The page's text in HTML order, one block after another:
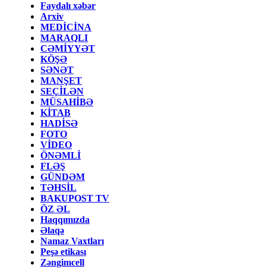
Faydalı xəbər
Arxiv
MEDİCİNA
MARAQLI
CƏMİYYƏT
KÖŞƏ
SƏNƏT
MANŞET
SEÇİLƏN
MÜSAHİBƏ
KİTAB
HADİSƏ
FOTO
VİDEO
ÖNƏMLİ
FLƏŞ
GÜNDƏM
TƏHSİL
BAKUPOST TV
ÖZ ƏL
Haqqımızda
Əlaqə
Namaz Vaxtları
Peşə etikası
Zəngimcell